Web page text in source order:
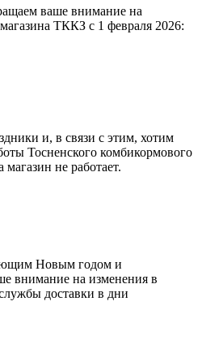
ваше внимание на
ТККЗ c 1 февраля 2026:
и, в связи с этим, хотим
Тосненского комбикормового
магазин не работает.
Новым годом и
внимание на изменения в
доставки в дни